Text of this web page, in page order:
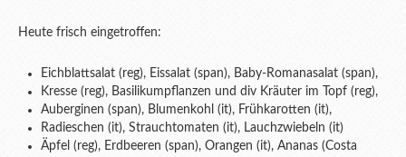
Heute frisch eingetroffen:
Eichblattsalat (reg), Eissalat (span), Baby-Romanasalat (span),
Kresse (reg), Basilikumpflanzen und div Kräuter im Topf (reg),
Auberginen (span), Blumenkohl (it), Frühkarotten (it),
Radieschen (it), Strauchtomaten (it), Lauchzwiebeln (it)
Äpfel (reg), Erdbeeren (span), Orangen (it), Ananas (Costa